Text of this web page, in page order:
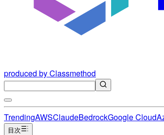
produced by Classmethod
TrendingAWSClaudeBedrockGoogle Cloud
目次